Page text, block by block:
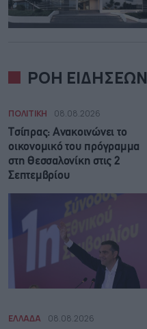
ΡΟΗ ΕΙΔΗΣΕΩΝ
ΠΟΛΙΤΙΚΗ 08.08.2026
Τσίπρας: Ανακοινώνει το
οικονομικό του πρόγραμμα
στη Θεσσαλονίκη στις 2
Σεπτεμβρίου
ΕΛΛΑΔΑ 08.08.2026